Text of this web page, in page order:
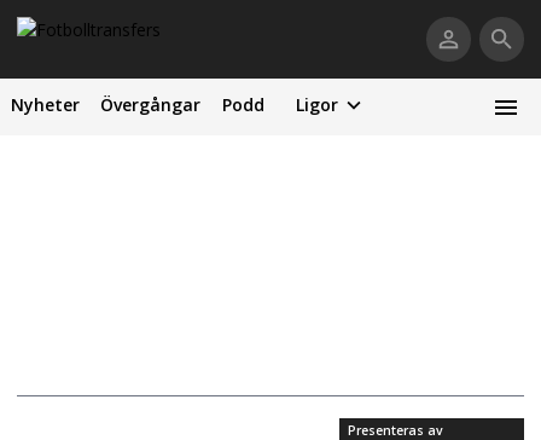
Nyheter Övergångar Podd Ligor
Presenteras av